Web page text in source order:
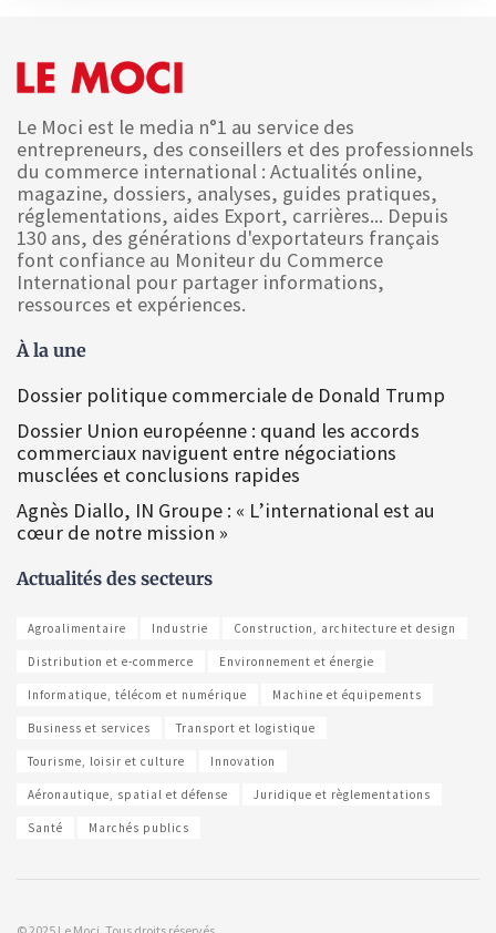
Le Moci est le media n°1 au service des
entrepreneurs, des conseillers et des professionnels
du commerce international : Actualités online,
magazine, dossiers, analyses, guides pratiques,
réglementations, aides Export, carrières... Depuis
130 ans, des générations d'exportateurs français
font confiance au Moniteur du Commerce
International pour partager informations,
ressources et expériences.
À la une
Dossier politique commerciale de Donald Trump
Dossier Union européenne : quand les accords
commerciaux naviguent entre négociations
musclées et conclusions rapides
Agnès Diallo, IN Groupe : « L’international est au
cœur de notre mission »
Actualités des secteurs
Agroalimentaire Industrie Construction, architecture et design
Distribution et e-commerce Environnement et énergie
Informatique, télécom et numérique Machine et équipements
Business et services Transport et logistique
Tourisme, loisir et culture Innovation
Aéronautique, spatial et défense Juridique et règlementations
Santé Marchés publics